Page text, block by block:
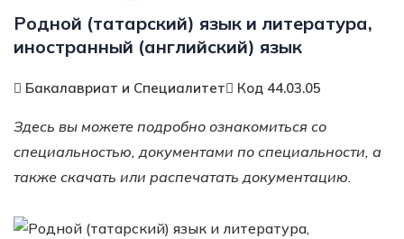
Родной (татарский) язык и литература,
иностранный (английский) язык
Бакалавриат и Специалитет Код 44.03.05
Здесь вы можете подробно ознакомиться со
специальностью, документами по специальности, а
также скачать или распечатать документацию.